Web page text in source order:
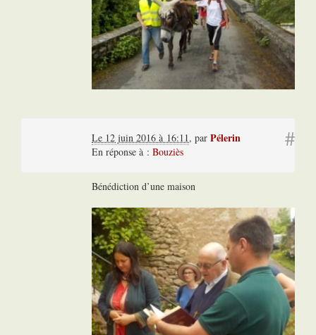
#
Le 12 juin 2016 à 16:11, par Pélerin
En réponse à : Bouziès
Bénédiction d’une maison